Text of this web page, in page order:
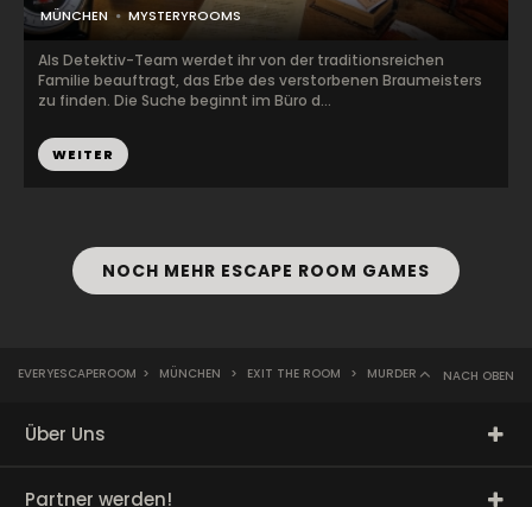
MÜNCHEN MYSTERYROOMS
Als Detektiv-Team werdet ihr von der traditionsreichen
Familie beauftragt, das Erbe des verstorbenen Braumeisters
zu finden. Die Suche beginnt im Büro d...
WEITER
NOCH MEHR ESCAPE ROOM GAMES
EVERYESCAPEROOM > MÜNCHEN > EXIT THE ROOM > MURDER NACH OBEN
Über Uns
Partner werden!